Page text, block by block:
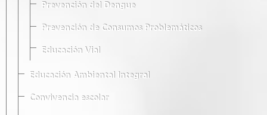
Prevención del Dengue
Prevención de Consumos Problemáticos
Educación Vial
Educación Ambiental Integral
Convivencia escolar